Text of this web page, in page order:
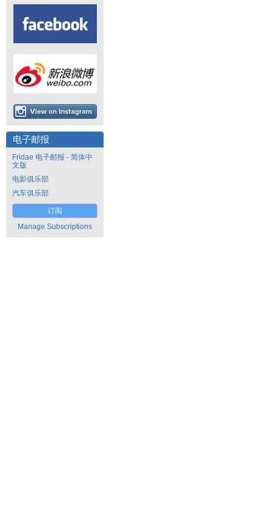
电子邮报
Fridae 电子邮报 - 简体中
文版
电影俱乐部
汽车俱乐部
订阅
Manage Subscriptions